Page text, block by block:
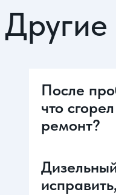
После
что
ремонт?